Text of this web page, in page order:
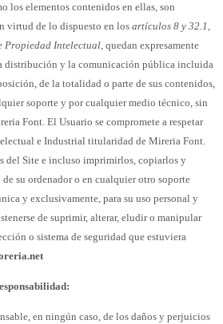
los elementos contenidos en ellas, son
virtud de lo dispuesto en los artículos 8 y 32.1,
Propiedad Intelectual, quedan expresamente
distribución y la comunicación pública incluida
de la totalidad o parte de sus contenidos,
soporte y por cualquier medio técnico, sin
Font. El Usuario se compromete a respetar
e Industrial titularidad de Mireria Font.
del Site e incluso imprimirlos, copiarlos y
su ordenador o en cualquier otro soporte
y exclusivamente, para su uso personal y
de suprimir, alterar, eludir o manipular
o sistema de seguridad que estuviera
en ningún caso, de los daños y perjuicios